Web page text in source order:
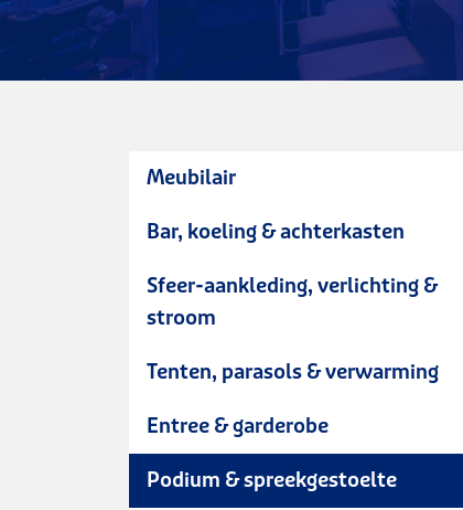
Meubilair
Bar, koeling & achterkasten
Sfeer-aankleding, verlichting &
stroom
Tenten, parasols & verwarming
Entree & garderobe
Podium & spreekgestoelte